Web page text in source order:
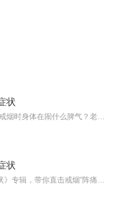
状
状